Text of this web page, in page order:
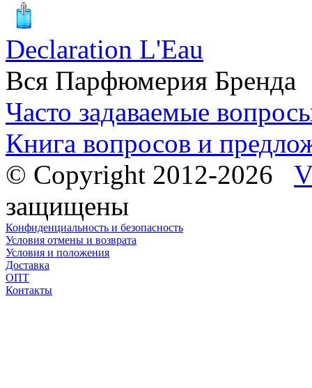
Declaration L'Eau
Вся Парфюмерия Бренда
Часто задаваемые
Книга вопросов и
© Copyright 2012-2026
защищены
Конфиденциальность и безопасность
Условия отмены и возврата
Условия и положения
Доставка
ОПТ
Контакты